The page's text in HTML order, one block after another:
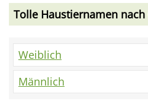
Tolle Haustiernamen nach
Weiblich
Männlich